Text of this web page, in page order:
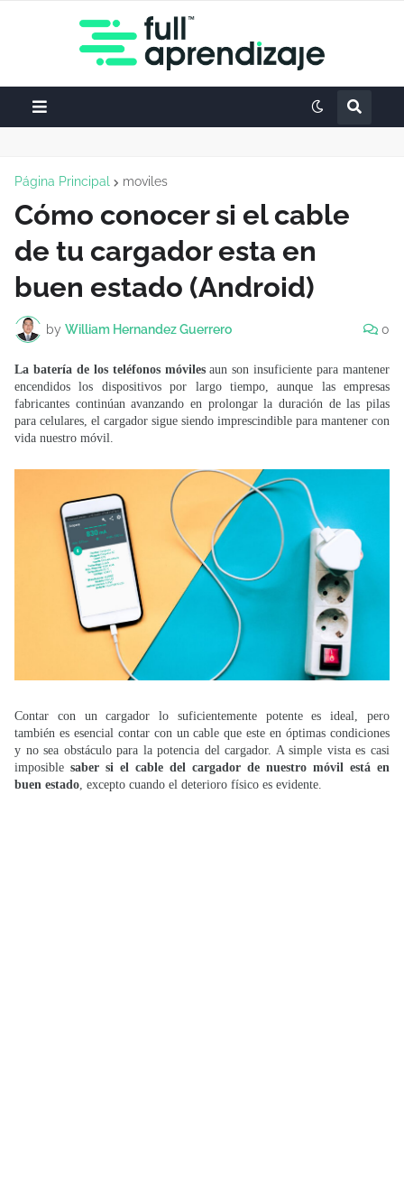
Página Principal moviles
Cómo conocer si el cable
de tu cargador esta en
buen estado (Android)
by William Hernandez Guerrero 0
La batería de los teléfonos móvilesaun son insuficiente para mantener
encendidos los dispositivos por largo tiempo, aunque las empresas
fabricantes continúan avanzando en prolongar la duración de las pilas
para celulares, el cargador sigue siendo imprescindible para mantener con
vida nuestro móvil.
Contar con un cargador lo suficientemente potente es ideal, pero
también es esencial contar con un cable que este en óptimas condiciones
y no sea obstáculo para la potencia del cargador. A simple vista es casi
imposible saber si el cable del cargador de nuestro móvil está en
buen estado, excepto cuando el deterioro físico es evidente.